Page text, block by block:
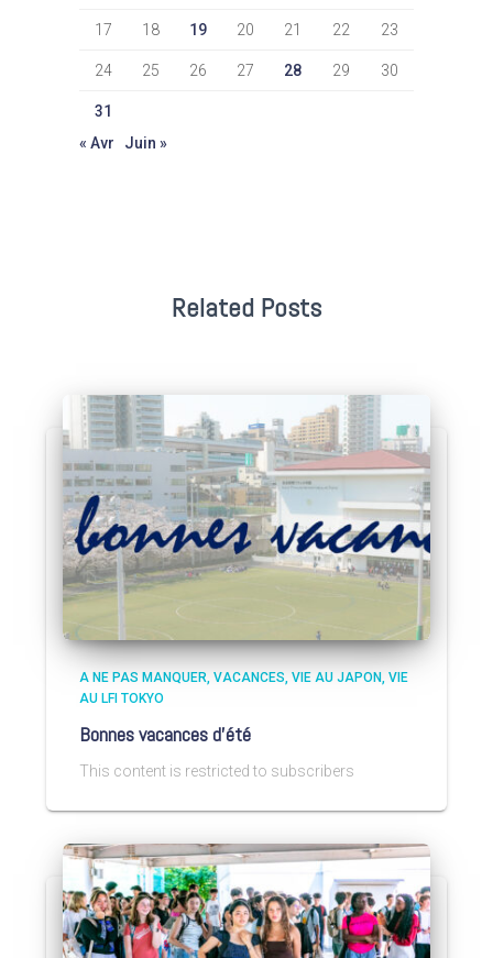
17 18 19 20 21 22 23
24 25 26 27 28 29 30
31
« Avr
Juin »
Related Posts
A NE PAS MANQUER VACANCES VIE AU JAPON VIE
AU LFI TOKYO
Bonnes vacances d’été
This content is restricted to subscribers